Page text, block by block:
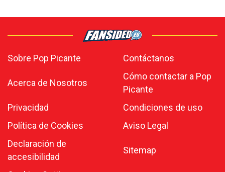
Sobre Pop Picante Contáctanos
Acerca de Nosotros
Cómo contactar a Pop
Picante
Privacidad
Condiciones de uso
Política de Cookies
Aviso Legal
Declaración de
accesibilidad
Sitemap